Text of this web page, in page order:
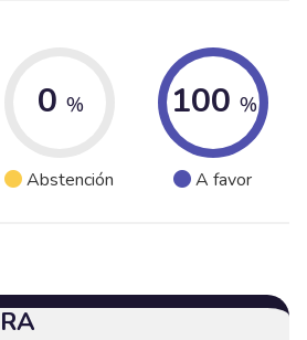
0 %
Abstención
100 %
A favor